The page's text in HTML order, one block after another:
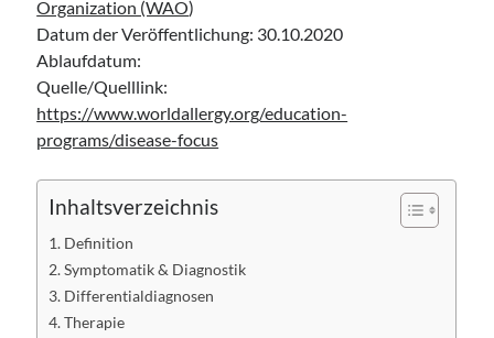
Leitlinie „Management of Hypercalcaemia in Adult Patients in the
Emergency Department“ der IAEM
Leitlinie „Behavioural Emergencies in Emergency Departments“ der IFEM
Leitlinie „Management of Acute Upper Gastrointestinal Bleeding in the
Emergency Department“ der IAEM
Leitlinie „Management of brief resolved unexplained events (BRUE) in
infants“ der CPS
Organization (WAO)
Datum der Veröffentlichung: 30.10.2020
Ablaufdatum:
Quelle/Quelllink:
https://www.worldallergy.org/education-
programs/disease-focus
Inhaltsverzeichnis
Definition
Symptomatik & Diagnostik
Differentialdiagnosen
Therapie